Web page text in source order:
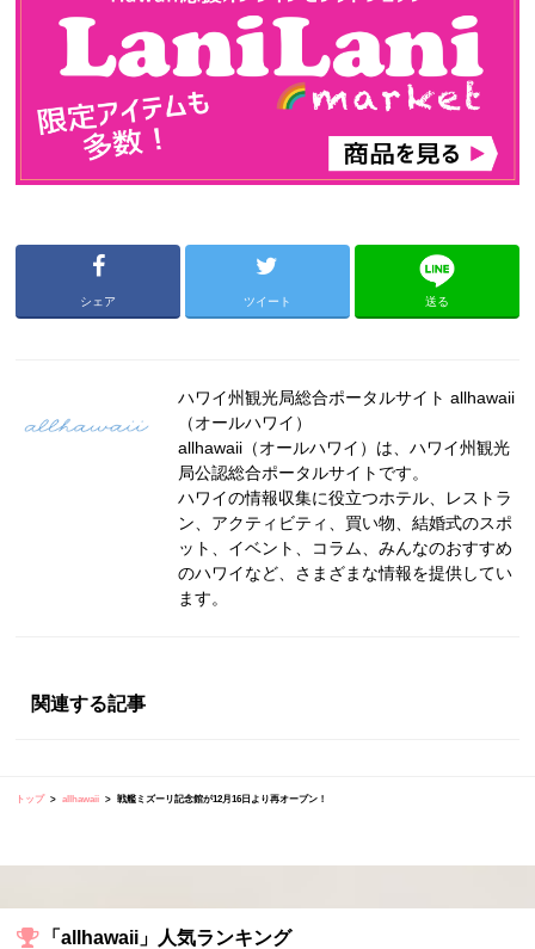
シェア ツイート 送る
ハワイ州観光局総合ポータルサイト allhawaii
（オールハワイ）
allhawaii（オールハワイ）は、ハワイ州観光
局公認総合ポータルサイトです。
ハワイの情報収集に役立つホテル、レストラ
ン、アクティビティ、買い物、結婚式のスポ
ット、イベント、コラム、みんなのおすすめ
のハワイなど、さまざまな情報を提供してい
ます。
関連する記事
トップ allhawaii 戦艦ミズーリ記念館が12月16日より再オープン！
「allhawaii」人気ランキング